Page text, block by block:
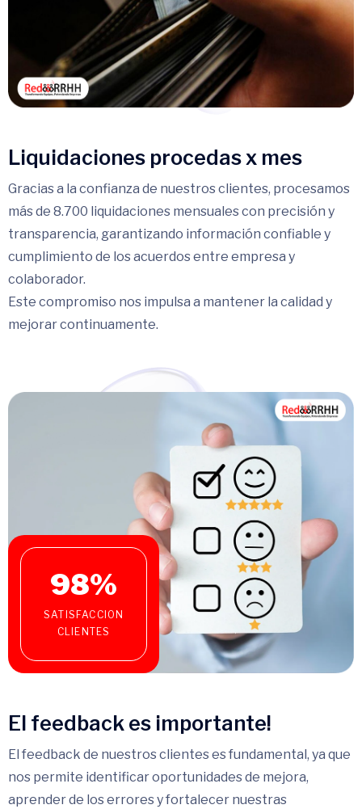
Liquidaciones procedas x mes
Gracias a la confianza de nuestros clientes, procesamos
más de 8.700 liquidaciones mensuales con precisión y
transparencia, garantizando información confiable y
cumplimiento de los acuerdos entre empresa y
colaborador.
Este compromiso nos impulsa a mantener la calidad y
mejorar continuamente.
98%
SATISFACCION
CLIENTES
El feedback es importante!
El feedback de nuestros clientes es fundamental, ya que
nos permite identificar oportunidades de mejora,
aprender de los errores y fortalecer nuestras